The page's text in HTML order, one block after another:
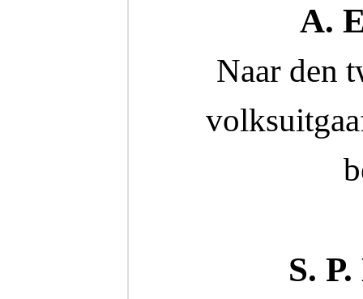
A.
Naar den
S.